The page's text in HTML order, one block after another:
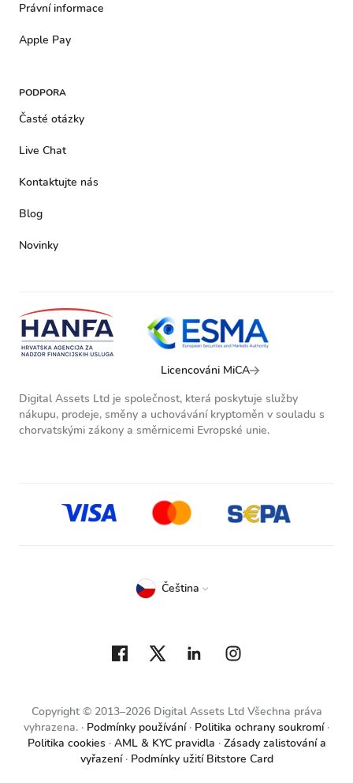
Právní informace
Apple Pay
PODPORA
Časté otázky
Live Chat
Kontaktujte nás
Blog
Novinky
Licencováni MiCA
Digital Assets Ltd je společnost, která poskytuje služby
nákupu, prodeje, směny a uchovávání kryptoměn v souladu s
chorvatskými zákony a směrnicemi Evropské unie.
Copyright © 2013–2026 Digital Assets Ltd Všechna práva
vyhrazena.
Podmínky používání
Politika ochrany soukromí
Politika cookies
AML & KYC pravidla
Zásady zalistování a
vyřazení
Podmínky užití Bitstore Card
Čeština